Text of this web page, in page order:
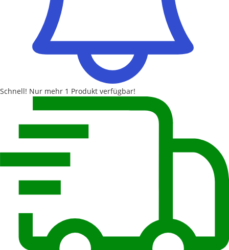
Schnell! Nur mehr 1 Produkt verfügbar!